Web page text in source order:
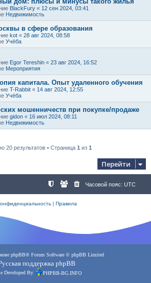
BlackFury « 12 сен 2024, 03:41
Недвижимость
в сфере образования
kot « 28 авг 2024, 08:58
Учёба
Egor Tereshin « 23 авг 2024, 16:52
Мероприятия
капитала. Опыт удаленного обучения
T-Rabbit « 14 авг 2024, 12:55
Учёба
мошенничеств при покупке/продаже
gidon « 16 июл 2024, 08:11
Недвижимость
20 результатов • Страница 1 из 1
Перейти
Часовой пояс: UTC
| Правила
phpBB® Forum Software © phpBB Limited
поддержка phpBB
Developed By PHPBB-BG.INFO